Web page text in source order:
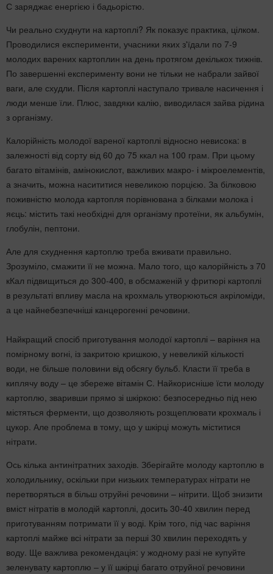
С заряджає енергією і бадьорістю.
Чи реально схуднути на картоплі? Як показує практика, цілком.
Проводилися експерименти, учасники яких з'їдали по 7-9
молодих варених картоплин на день протягом декількох тижнів.
По завершенні експерименту вони не тільки не набрали зайвої
ваги, але схудли. Після картоплі наступало тривале насичення і
люди менше їли. Плюс, завдяки калію, виводилася зайва рідина
з організму.
Калорійність молодої вареної картоплі відносно невисока: в
залежності від сорту від 60 до 75 ккал на 100 грам. При цьому
багато вітамінів, амінокислот, важливих макро- і мікроелементів,
а значить, можна насититися невеликою порцією. За білковою
поживністю молода картопля порівнювана з білками молока і
яєць: містить такі необхідні для організму протеїни, як альбумін,
глобулін, пептони.
Але для схуднення картоплю треба вживати правильно.
Зрозуміло, смажити її не можна. Мало того, що калорійність з 70
кКал підвищиться до 300-400, в обсмаженій у фритюрі картоплі
в результаті впливу масла на крохмаль утворюються акріломіди,
а це найнебезпечніші канцерогенні речовини.
Найкращий спосіб приготування молодої картоплі – варіння на
помірному вогні, із закритою кришкою, у невеликій кількості
води, не більше половини від обсягу бульб. Класти її треба в
киплячу воду – це збереже вітамін С. Найкорисніше їсти молоду
картоплю, зваривши прямо зі шкіркою: безпосередньо під нею
містяться ферменти, що дозволяють розщеплювати крохмаль і
цукор. Але проблема в тому, що у шкірці можуть міститися
нітрати.
Ось кілька антинітратних заходів. Зберігайте молоду картоплю в
холодильнику, оскільки при низьких температурах нітрати не
перетворяться в більш отруйні речовини – нітрити. Щоб знизити
вміст нітратів в молодій картоплі, досить 30-40 хвилин перед
приготуванням потримати її у воді. Крім того, під час варіння
картоплі майже всі нітрати за перші 30 хвилин переходять у
воду. Ще важлива рекомендація: у жодному разі не купуйте
зеленувату картоплю – у її шкірці багато отруйної речовини